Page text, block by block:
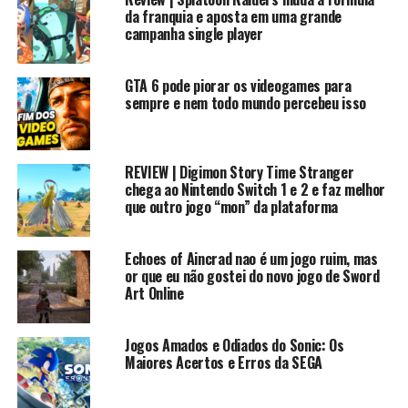
? Lives na Twitch e Facebook: /rkplay
Contato Profissional: contato.roberto94@gmail.com
? #rkplay #historiasonic #sonicexe
EPISODIOS SONIC EXE
Playlist
Sonic.exe O iniciohttps://youtu.be/9zhpLnHeWUY
Sonic.exe 2 , o retorno
Sonic Fearhttps://youtu.be/UzaucXiLJOk
Sonic Fear 2
https://youtu.be/ZbDhbl0BHKg
Sunky the game
SUnky 2 a volta do ouriço zueiro
https://youtu.be/Vs69PW7gfeo
da franquia e aposta em uma grande
campanha single player
GTA 6 pode piorar os videogames para
sempre e nem todo mundo percebeu isso
REVIEW | Digimon Story Time Stranger
chega ao Nintendo Switch 1 e 2 e faz melhor
que outro jogo “mon” da plataforma
Echoes of Aincrad nao é um jogo ruim, mas
or que eu não gostei do novo jogo de Sword
Art Online
Jogos Amados e Odiados do Sonic: Os
Maiores Acertos e Erros da SEGA